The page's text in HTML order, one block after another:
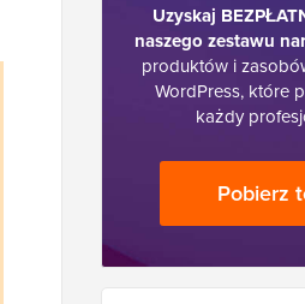
Uzyskaj
naszego zestawu
produktów i
WordPress, które
każdy
Pobierz